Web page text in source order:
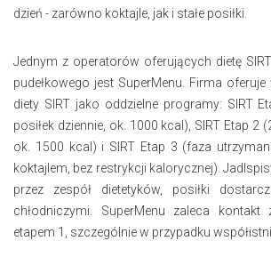
dzień - zarówno koktajle, jak i stałe posiłki.
Jednym z operatorów oferujących dietę
pudełkowego jest SuperMenu. Firma
diety SIRT jako oddzielne programy: SIRT
posiłek dziennie, ok. 1000 kcal), SIRT Etap 2
ok. 1500 kcal) i SIRT Etap 3 (faza
koktajlem, bez restrykcji kalorycznej).
przez zespół dietetyków, posiłki
chłodniczymi. SuperMenu zaleca kontakt
etapem 1, szczególnie w przypadku